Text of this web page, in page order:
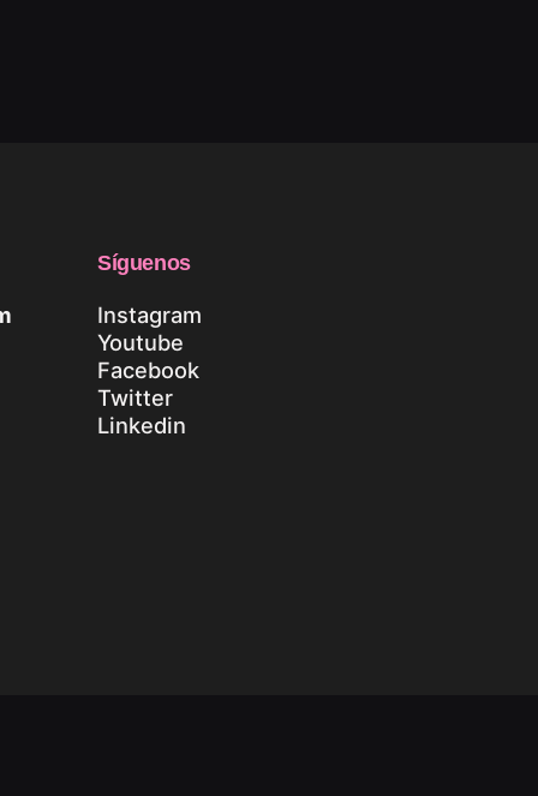
Síguenos
Instagram
Youtube
Facebook
Twitter
Linkedin